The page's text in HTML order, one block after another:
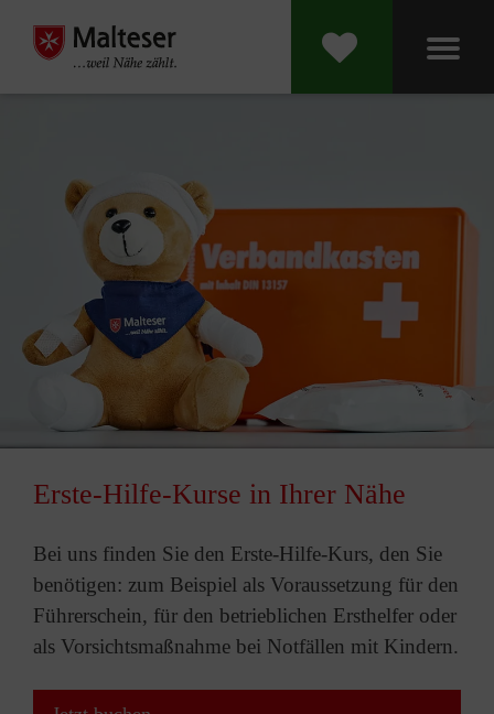
Erste-Hilfe-Kurse in Ihrer Nähe
Bei uns finden Sie den Erste-Hilfe-Kurs, den Sie
benötigen: zum Beispiel als Voraussetzung für den
Führerschein, für den betrieblichen Ersthelfer oder
als Vorsichtsmaßnahme bei Notfällen mit Kindern.